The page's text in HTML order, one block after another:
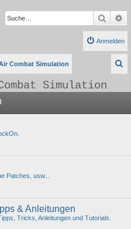
Suche
Anmelden
Combat Simulation
c
Simulation
Patches, usw...
& Anleitungen
Tricks, Anleitungen und Tutorials.